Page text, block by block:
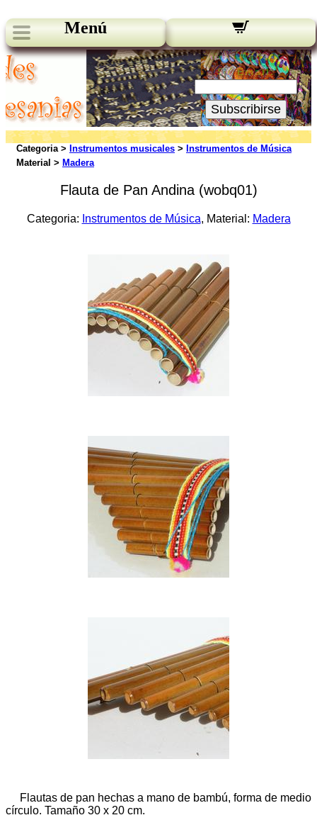
Menú
Novedades:
Su Email:
Subscribirse
Categoria > Instrumentos musicales > Instrumentos de Música
Material > Madera
Flauta de Pan Andina (wobq01)
Categoria: Instrumentos de Música, Material: Madera
Flautas de pan hechas a mano de bambú, forma de medio
círculo. Tamaño 30 x 20 cm.